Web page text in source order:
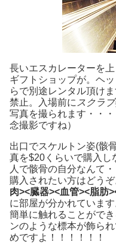
長いエスカレーターを
ギフトショップが。ヘ
らで別途レンタル頂け
禁止。入場前に スクラブ
写真を撮られます・・
念撮影ですね）
出口でスケルトン姿(骸
真を$20くらいで購入
人で骸骨の自分なんて
購入されたい方はどう
肉><臓器><血管><脂肪
に部屋が分かれていま
簡単に触れることがで
ンのような標本が飾ら
めですよ！！！！！！